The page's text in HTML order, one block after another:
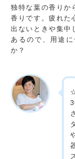
独特な葉の香りか
香りです。疲れた
出ないときや集中
あるので、用途
か？